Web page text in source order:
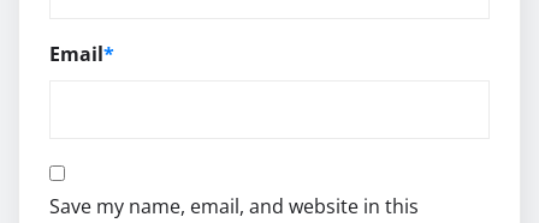
Email*
Save my name, email, and website in this